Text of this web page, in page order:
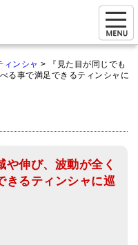
ィンシャ >
『見た目が同じでも
る事で満足できるティンシャに
や伸び、波動が全く
きるティンシャに巡